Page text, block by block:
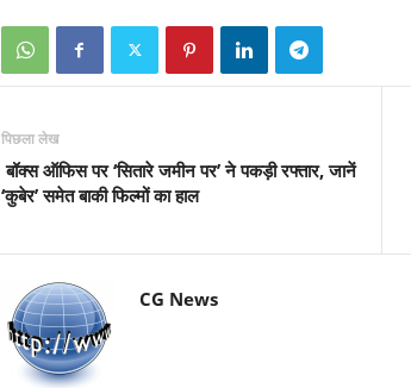
पिछला लेख
बॉक्स ऑफिस पर ‘सितारे जमीन पर’ ने पकड़ी रफ्तार, जानें
‘कुबेर’ समेत बाकी फिल्मों का हाल
CG News